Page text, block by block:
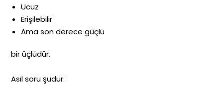
Ucuz
Erişilebilir
Ama son derece güçlü
bir üçlüdür.
Asıl soru şudur: